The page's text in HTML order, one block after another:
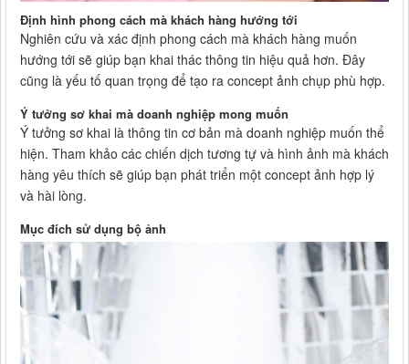
Định hình phong cách mà khách hàng hướng tới
Nghiên cứu và xác định phong cách mà khách hàng muốn
hướng tới sẽ giúp bạn khai thác thông tin hiệu quả hơn. Đây
cũng là yếu tố quan trọng để tạo ra concept ảnh chụp phù hợp.
Ý tưởng sơ khai mà doanh nghiệp mong muốn
Ý tưởng sơ khai là thông tin cơ bản mà doanh nghiệp muốn thể
hiện. Tham khảo các chiến dịch tương tự và hình ảnh mà khách
hàng yêu thích sẽ giúp bạn phát triển một concept ảnh hợp lý
và hài lòng.
Mục đích sử dụng bộ ảnh